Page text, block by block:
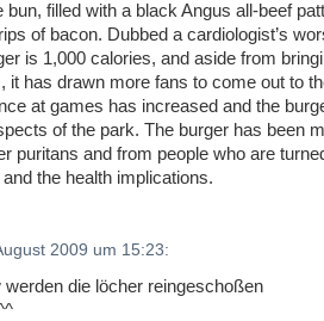
bun, filled with a black Angus all-beef
of bacon. Dubbed a cardiologist’s
is 1,000 calories, and aside from
it has drawn more fans to come out to
at games has increased and the
of the park. The burger has been
puritans and from people who are
the health implications.
2009 um 15:23:
die löcher reingeschoßen